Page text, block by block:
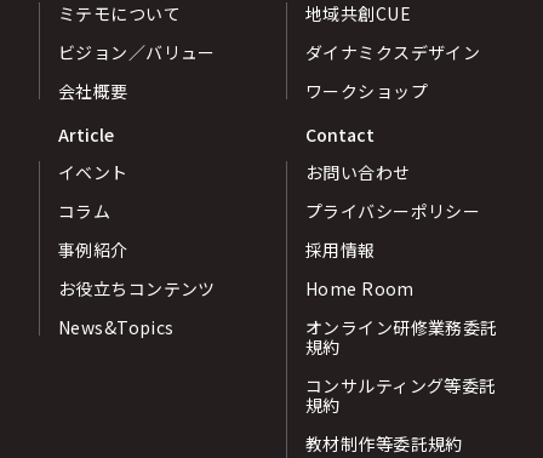
ミテモについて
ビジョン／バリュー
会社概要
地域共創CUE
ダイナミクスデザイン
ワークショップ
Article
イベント
コラム
事例紹介
お役立ちコンテンツ
News&Topics
Contact
お問い合わせ
プライバシーポリシー
採用情報
Home Room
オンライン研修業務委託
規約
コンサルティング等委託
規約
教材制作等委託規約